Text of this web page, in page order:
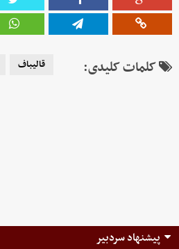
کلمات کلیدی: قالیباف
پیشنهاد سردبیر